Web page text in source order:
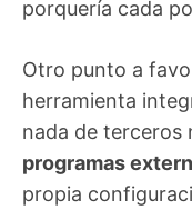
porquería cada
Otro punto a
herramienta
nada de terceros
programas
propia